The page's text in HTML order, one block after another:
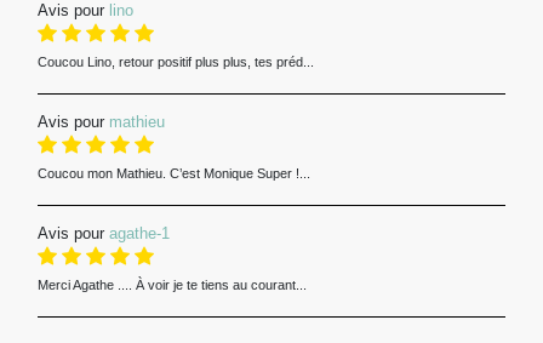
Avis pour lino
Coucou Lino, retour positif plus plus, tes préd...
Avis pour mathieu
Coucou mon Mathieu. C’est Monique Super !...
Avis pour agathe-1
Merci Agathe .... À voir je te tiens au courant...